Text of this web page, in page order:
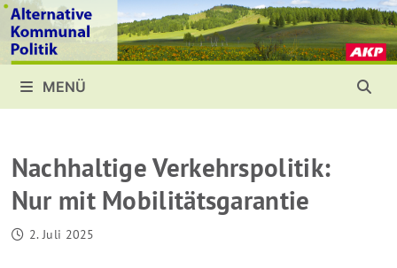
Zurück
zum
Inhalt
MENÜ
Nachhaltige Verkehrspolitik:
Nur mit Mobilitätsgarantie
2. Juli 2025